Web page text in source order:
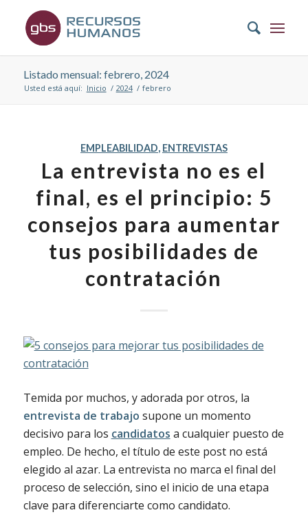
Listado mensual: febrero, 2024
Usted está aquí: Inicio / 2024 / febrero
EMPLEABILIDAD, ENTREVISTAS
La entrevista no es el
final, es el principio: 5
consejos para aumentar
tus posibilidades de
contratación
Temida por muchos, y adorada por otros, la
entrevista de trabajo supone un momento
decisivo para los candidatos a cualquier puesto de
empleo. De hecho, el título de este post no está
elegido al azar. La entrevista no marca el final del
proceso de selección, sino el inicio de una etapa
clave para diferenciarte como candidato.